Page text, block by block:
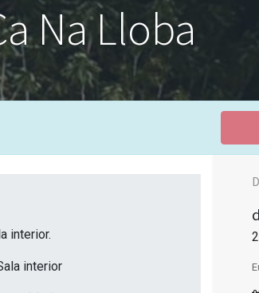
Na Lloba
interior.
interior